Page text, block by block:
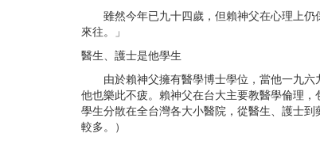
雖然今年已九十四歲，但賴神父在心理上仍
來往。」
醫生、護士是他學生
由於賴神父擁有醫學博士學位，當他一九六
他也樂此不疲。賴神父在台大主要教醫學倫理
學生分散在全台灣各大小醫院，從醫生、護士
較多。）